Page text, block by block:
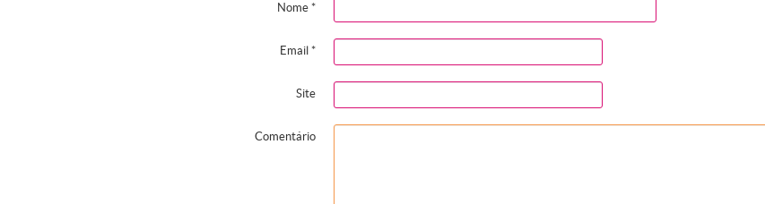
Nome *
Email *
Site
Comentário